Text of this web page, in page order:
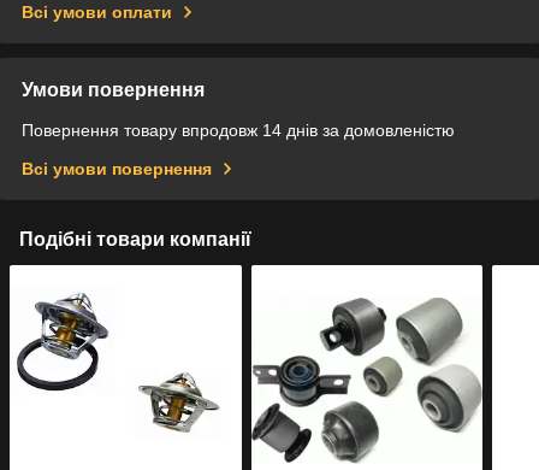
Всі умови оплати
Умови повернення
Повернення товару впродовж 14 днів за домовленістю
Всі умови повернення
Подібні товари компанії